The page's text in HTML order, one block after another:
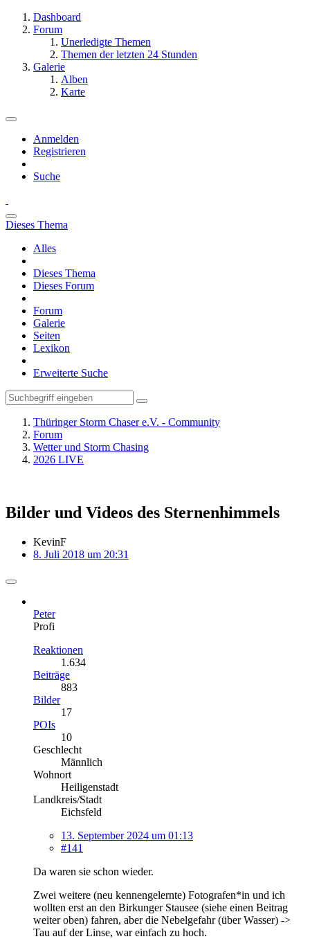
Dashboard
Forum
Unerledigte Themen
Themen der letzten 24 Stunden
Galerie
Alben
Karte
Anmelden
Registrieren
Suche
Dieses Thema
Alles
Dieses Thema
Dieses Forum
Forum
Galerie
Seiten
Lexikon
Erweiterte Suche
Thüringer Storm Chaser e.V. - Community
Forum
Wetter und Storm Chasing
2026 LIVE
Bilder und Videos des Sternenhimmels
KevinF
8. Juli 2018 um 20:31
Peter
Profi
Reaktionen
1.634
Beiträge
883
Bilder
17
POIs
10
Geschlecht
Männlich
Wohnort
Heiligenstadt
Landkreis/Stadt
Eichsfeld
13. September 2024 um 01:13
#141
Da waren sie schon wieder.
Zwei weitere (neu kennengelernte) Fotografen*in und ich
wollten erst an den Birkunger Stausee (siehe einen Beitrag
weiter oben) fahren, aber die Nebelgefahr (über Wasser) ->
Tau auf der Linse, war einfach zu hoch.